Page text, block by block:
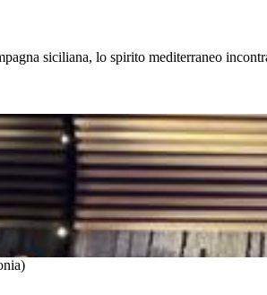
siciliana, lo spirito mediterraneo